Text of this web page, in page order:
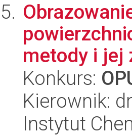
metody i jej
Konkurs:
Kierownik:
Instytut